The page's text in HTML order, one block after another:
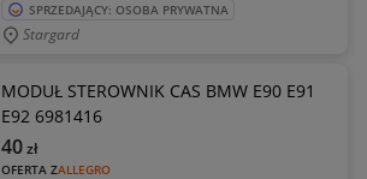
SPRZEDAJĄCY: OSOBA PRYWATNA
Stargard
MODUŁ STEROWNIK CAS BMW E90 E91
E92 6981416
OFERTA ZALLEGRO
40zł